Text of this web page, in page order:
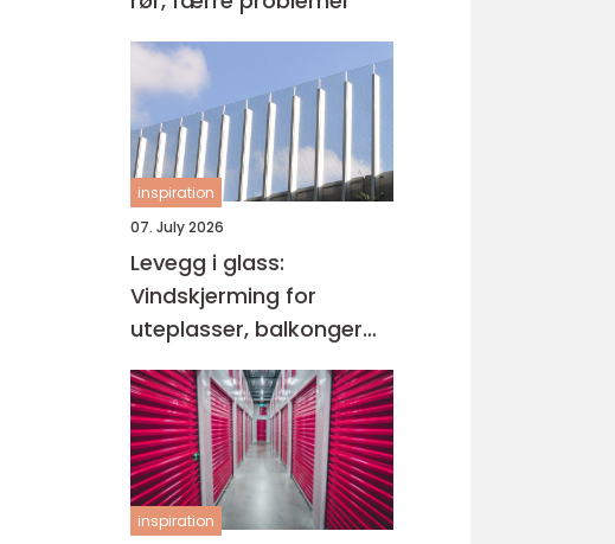
inspiration
07. July 2026
Levegg i glass:
Vindskjerming for
uteplasser, balkonger
og hager
inspiration